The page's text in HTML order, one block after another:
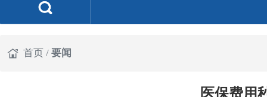
首页/要闻
医保费用